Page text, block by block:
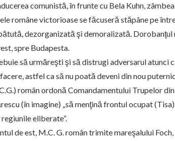
comunistă, în frunte cu Bela Kuhn,
române victorioase se făcuseră stăpâne pe
dezorganizată şi demoralizată. Dorobanţul
spre Budapesta.
să urmăreşti şi să distrugi adversarul atunci
astfel ca să nu poată deveni din nou
român ordonă Comandamentului Trupelor
(în imagine) „să menţină frontul ocupat
eliberate”.
de est, M.C. G. român trimite mareşalului Foch,